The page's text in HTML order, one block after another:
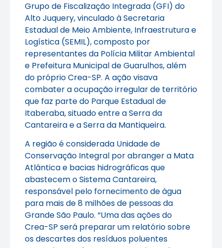
Grupo de Fiscalização Integrada (GFI) do
Alto Juquery, vinculado à Secretaria
Estadual de Meio Ambiente, Infraestrutura e
Logística (SEMIL), composto por
representantes da Polícia Militar Ambiental
e Prefeitura Municipal de Guarulhos, além
do próprio Crea-SP. A ação visava
combater a ocupação irregular de território
que faz parte do Parque Estadual de
Itaberaba, situado entre a Serra da
Cantareira e a Serra da Mantiqueira.
A região é considerada Unidade de
Conservação Integral por abranger a Mata
Atlântica e bacias hidrográficas que
abastecem o Sistema Cantareira,
responsável pelo fornecimento de água
para mais de 8 milhões de pessoas da
Grande São Paulo. “Uma das ações do
Crea-SP será preparar um relatório sobre
os descartes dos resíduos poluentes